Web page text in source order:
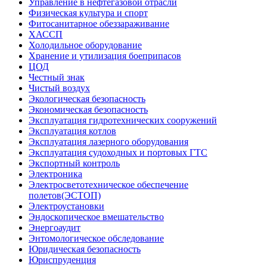
Управление в нефтегазовой отрасли
Физическая культура и спорт
Фитосанитарное обеззараживание
ХАССП
Холодильное оборудование
Хранение и утилизация боеприпасов
ЦОД
Честный знак
Чистый воздух
Экологическая безопасность
Экономическая безопасность
Эксплуатация гидротехнических сооружений
Эксплуатация котлов
Эксплуатация лазерного оборудования
Эксплуатация судоходных и портовых ГТС
Экспортный контроль
Электроника
Электросветотехническое обеспечение
полетов(ЭСТОП)
Электроустановки
Эндоскопическое вмешательство
Энергоаудит
Энтомологическое обследование
Юридическая безопасность
Юриспруденция